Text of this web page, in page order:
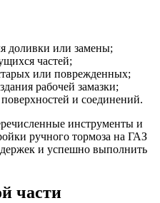
доливки или замены;
частей;
или поврежденных;
рабочей замазки;
и соединений.
инструменты и
ручного тормоза на ГАЗ
и успешно выполнить
части